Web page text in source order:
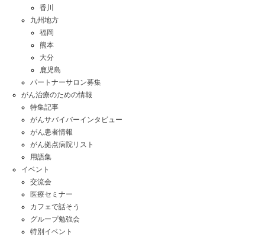
香川
九州地方
福岡
熊本
大分
鹿児島
パートナーサロン募集
がん治療のための情報
特集記事
がんサバイバーインタビュー
がん患者情報
がん拠点病院リスト
用語集
イベント
交流会
医療セミナー
カフェで話そう
グループ勉強会
特別イベント